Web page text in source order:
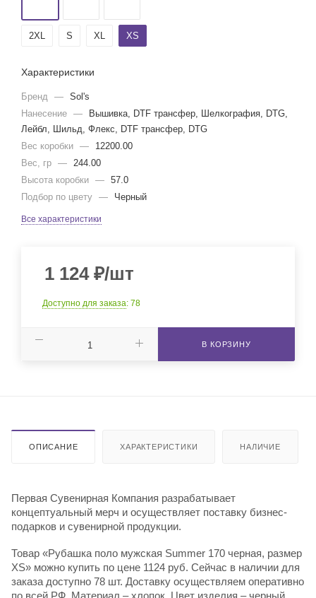
2XL S XL XS
Характеристики
Бренд — Sol's
Нанесение —
Вышивка, DTF трансфер, Шелкография, DTG,
Лейбл, Шильд, Флекс, DTF трансфер, DTG
Вес коробки —
12200.00
Вес, гр — 244.00
Высота коробки — 57.0
Подбор по цвету — Черный
Все характеристики
1 124₽/шт
Доступно для заказа: 78
В КОРЗИНУ
ОПИСАНИЕ ХАРАКТЕРИСТИКИ НАЛИЧИЕ
Первая Сувенирная Компания разрабатывает
концептуальный мерч и осуществляет поставку бизнес-
подарков и сувенирной продукции.
Товар «Рубашка поло мужская Summer 170 черная, размер
XS» можно купить по цене 1124 руб. Сейчас в наличии для
заказа доступно 78 шт. Доставку осуществляем оперативно
по всей РФ. Материал – хлопок. Цвет изделия – черный.